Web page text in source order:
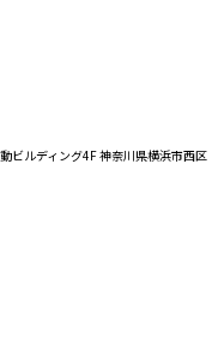
ビルディング4F 神奈川県横浜市西区